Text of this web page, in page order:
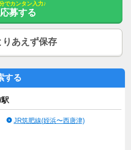
でカンタン入力♪
応募する
りあえず保存
する
JR筑肥線(姪浜〜西唐津)